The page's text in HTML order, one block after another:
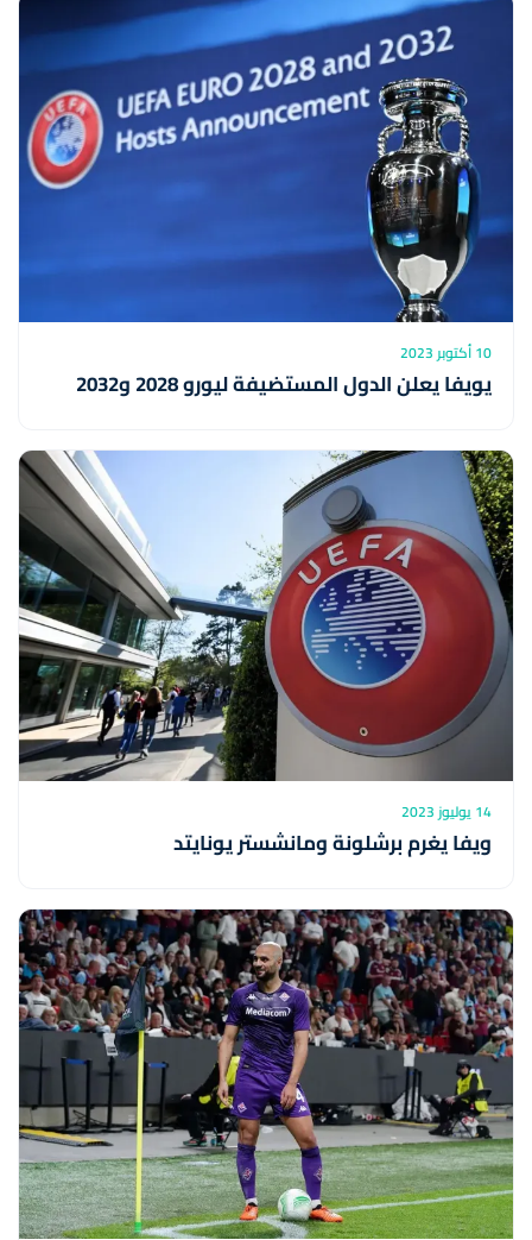
10 أكتوبر 2023
يويفا يعلن الدول المستضيفة ليورو 2028 و2032
14 يوليوز 2023
ويفا يغرم برشلونة ومانشستر يونايتد